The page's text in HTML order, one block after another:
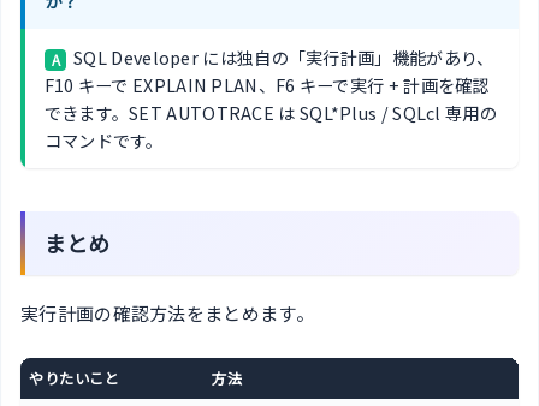
A
SQL Developer には独自の「実行計画」機能があり、
F10 キーで EXPLAIN PLAN、F6 キーで実行 + 計画を確認
できます。SET AUTOTRACE は SQL*Plus / SQLcl 専用の
コマンドです。
まとめ
実行計画の確認方法をまとめます。
やりたいこと
方法